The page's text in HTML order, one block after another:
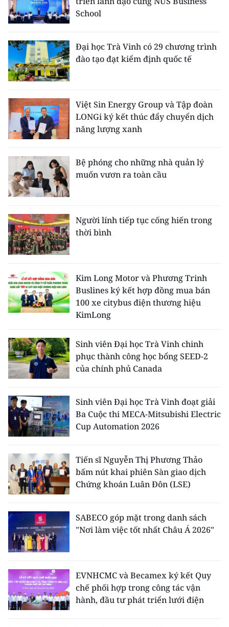
School
Đại học Trà Vinh có 29 chương trình
đào tạo đạt kiểm định quốc tế
Việt Sin Energy Group và Tập đoàn
LONGi ký kết thúc đẩy chuyển dịch
năng lượng xanh
Bệ phóng cho những nhà quản lý
muốn vươn ra toàn cầu
Người lính tiếp tục cống hiến trong
thời bình
Kim Long Motor và Phương Trinh
Buslines ký kết hợp đồng mua bán
100 xe citybus điện thương hiệu
KimLong
Sinh viên Đại học Trà Vinh chinh
phục thành công học bổng SEED-2
của chính phủ Canada
Sinh viên Đại học Trà Vinh đoạt giải
Ba Cuộc thi MECA-Mitsubishi Electric
Cup Automation 2026
Tiến sĩ Nguyễn Thị Phương Thảo
bấm nút khai phiên Sàn giao dịch
Chứng khoán Luân Đôn (LSE)
SABECO góp mặt trong danh sách
"Nơi làm việc tốt nhất Châu Á 2026"
EVNHCMC và Becamex ký kết Quy
chế phối hợp trong công tác vận
hành, đầu tư phát triển lưới điện